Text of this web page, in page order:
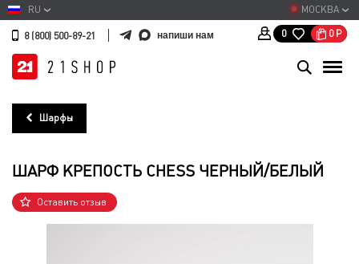
МОСКВА
RU
8 (800) 500-89-21 напиши нам 0 0 Р
Шарфы
ШАРФ КРЕПОСТЬ CHESS ЧЕРНЫЙ/БЕЛЫЙ
Оставить отзыв